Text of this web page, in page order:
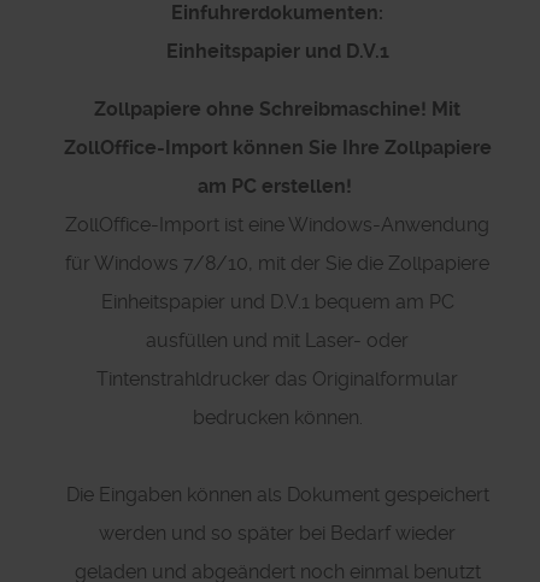
Einfuhrerdokumenten:
Einheitspapier und D.V.1
Zollpapiere ohne Schreibmaschine! Mit
ZollOffice-Import können Sie Ihre Zollpapiere
am PC erstellen!
ZollOffice-Import ist eine Windows-Anwendung
für Windows 7/8/10, mit der Sie die Zollpapiere
Einheitspapier und D.V.1 bequem am PC
ausfüllen und mit Laser- oder
Tintenstrahldrucker das Originalformular
bedrucken können.
Die Eingaben können als Dokument gespeichert
werden und so später bei Bedarf wieder
geladen und abgeändert noch einmal benutzt